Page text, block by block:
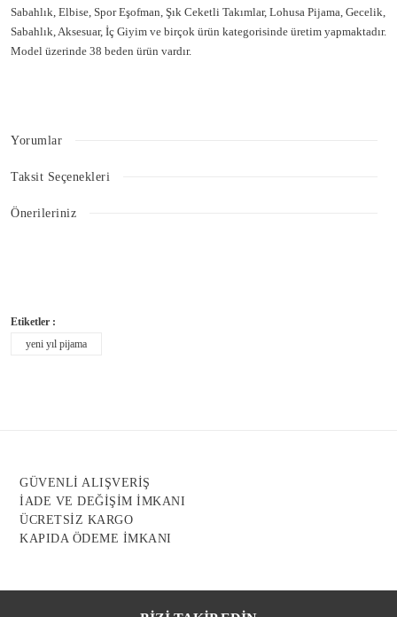
Sabahlık, Elbise, Spor Eşofman, Şık Ceketli Takımlar, Lohusa Pijama, Gecelik,
Sabahlık, Aksesuar, İç Giyim ve birçok ürün kategorisinde üretim yapmaktadır.
Model üzerinde 38 beden ürün vardır.
Yorumlar
Taksit Seçenekleri
Önerileriniz
Ürün resmi kalitesiz, bozuk veya görüntülenemiyor.
Etiketler :
yeni yıl pijama
GÜVENLİ ALIŞVERİŞ
İADE VE DEĞİŞİM İMKANI
ÜCRETSİZ KARGO
KAPIDA ÖDEME İMKANI